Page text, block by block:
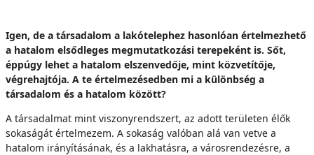
Igen, de a társadalom a lakótelephez hasonlóan értelmezhető
a hatalom elsődleges megmutatkozási terepeként is. Sőt,
éppúgy lehet a hatalom elszenvedője, mint közvetítője,
végrehajtója. A te értelmezésedben mi a különbség a
társadalom és a hatalom között?
A társadalmat mint viszonyrendszert, az adott területen élők
sokaságát értelmezem. A sokaság valóban alá van vetve a
hatalom irányításának, és a lakhatásra, a városrendezésre, a